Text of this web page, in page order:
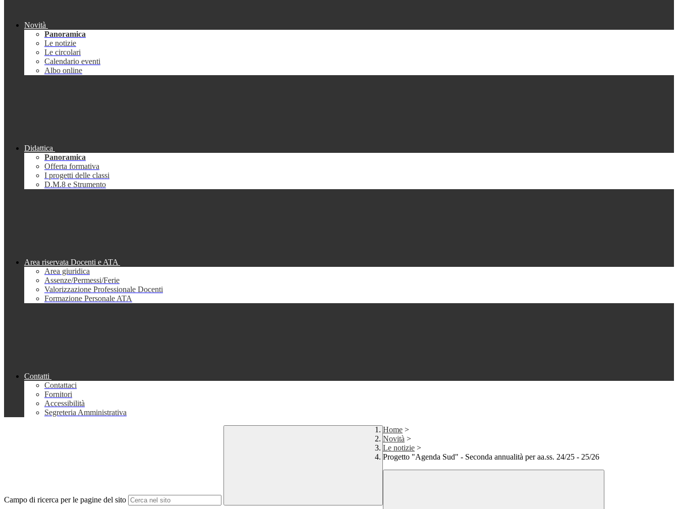
Novità
Panoramica
Le notizie
Le circolari
Calendario eventi
Albo online
Didattica
Panoramica
Offerta formativa
I progetti delle classi
D.M.8 e Strumento
Area riservata Docenti e ATA
Area giuridica
Assenze/Permessi/Ferie
Valorizzazione Professionale Docenti
Formazione Personale ATA
Contatti
Contattaci
Fornitori
Accessibilità
Segreteria Amministrativa
Campo di ricerca per le pagine del sito
Home >
Novità >
Le notizie >
Progetto "Agenda Sud" - Seconda annualità per aa.ss. 24/25 - 25/26